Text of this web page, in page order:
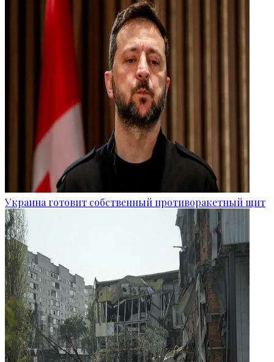
Украина готовит собственный противоракетный щит